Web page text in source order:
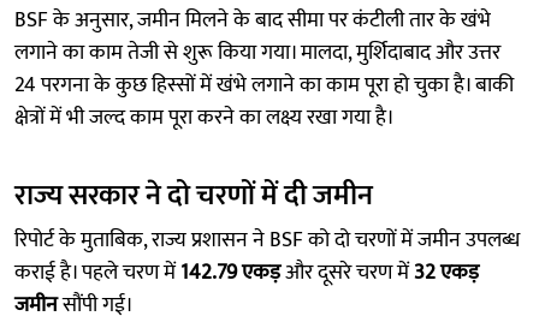
BSF के अनुसार, जमीन मिलने के बाद सीमा पर कंटीली तार के खंभे
लगाने का काम तेजी से शुरू किया गया। मालदा, मुर्शिदाबाद और उत्तर
24 परगना के कुछ हिस्सों में खंभे लगाने का काम पूरा हो चुका है। बाकी
क्षेत्रों में भी जल्द काम पूरा करने का लक्ष्य रखा गया है।
राज्य सरकार ने दो चरणों में दी जमीन
रिपोर्ट के मुताबिक, राज्य प्रशासन ने BSF को दो चरणों में जमीन उपलब्ध
कराई है। पहले चरण में142.79 एकड़और दूसरे चरण में32 एकड़
जमीनसौंपी गई।